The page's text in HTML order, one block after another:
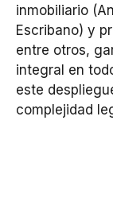
inmobiliario
Escribano) y
entre otros,
integral en
este
complejidad